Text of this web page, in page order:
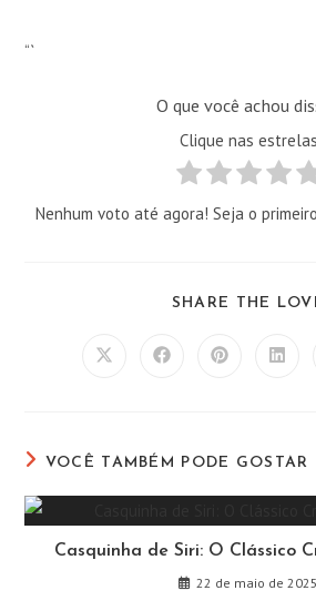
“`
O que você achou
Clique nas estrelas
Nenhum voto até agora! Seja o
SHARE THE
Abre Abre Abre Abre
VOCÊ TAMBÉM PODE GOSTAR
Casquinha de Siri: O Clássico
22 de maio de 2025